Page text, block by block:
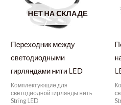
НЕТ НА СКЛАДЕ
Переходник между
светодиодными
гирляндами нити LED
Комплектующие для
светодиодной гирлянды нить
String LED